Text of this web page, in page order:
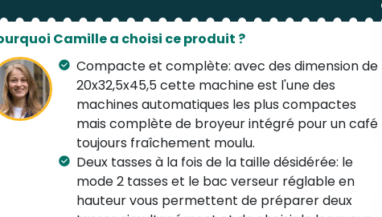
programmé et grâce à la fonction de pré-
vous pourrez savourez un café au parfait arôme. Et
un plaisir partagé vous pourrez préparer
fois.
nettoyage est aussi facilité par lesprogrammes de
et détartrageautomatique facilement
via le menu.
vous inspirer par la simplicité et l'élégance du Melitta
et nos experts répondront à toutes vos questions au +33 1
Camille a choisi ce produit ?
Compacte et complète: avec des dimension de
20x32,5x45,5 cette machine est l'une des
machines automatiques les plus compactes
mais complète de broyeur intégré pour un café
toujours fraîchement moulu.
Deux tasses à la fois de la taille désidérée: le
mode 2 tasses et le bac verseur réglable en
hauteur vous permettent de préparer deux